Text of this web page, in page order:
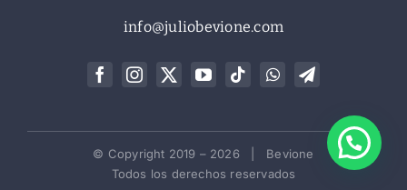
info@juliobevione.com
© Copyright 2019 – 2026 | Bevione
Todos los derechos reservados